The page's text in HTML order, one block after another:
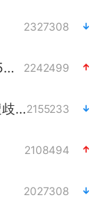
2327308
美国将对多晶硅衍生品加征15%关税 2242499
泰交通部副部长回应中国人遭歧视手势2155233
2108494
2027308